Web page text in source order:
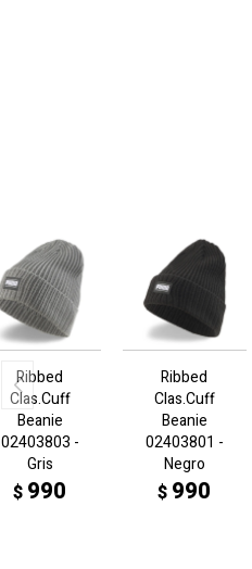
Ribbed
Clas.Cuff
Beanie
02403803 -
Gris
$ 990
Ribbed
Clas.Cuff
Beanie
02403801 -
Negro
$ 990